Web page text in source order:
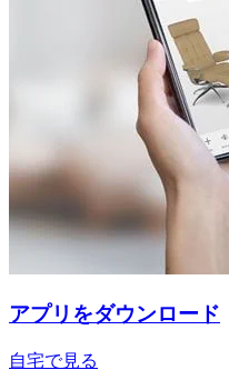
アプリをダウンロード
自宅で見る